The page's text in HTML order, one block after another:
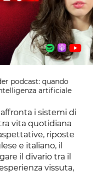
podcast: quando
artificiale
i sistemi di
vita quotidiana
riposte
e italiano, il
il divario tra il
vissuta,